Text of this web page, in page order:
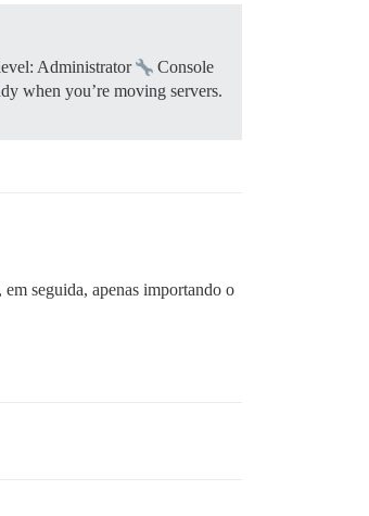
Administrator
Console
when you’re moving servers.
seguida, apenas importando o